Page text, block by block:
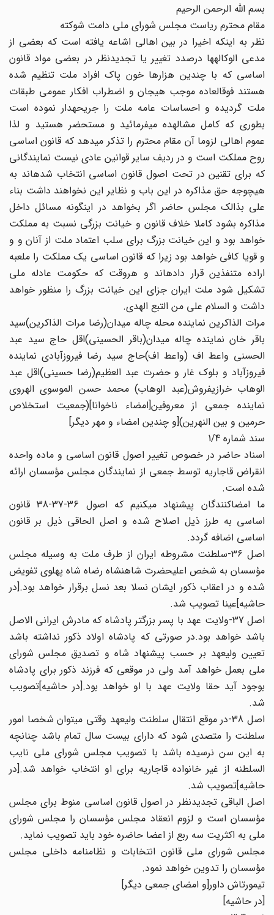
بسم اللّه الرحمن الرحیم
مقام محترم ریاست مجلس شورای ملی دامت شوکته
نظر به اینکه اخیرا در بین اهالی اشاعه یافته است که بعضی از
مدعی الوکاله‏ها درصدد تغییر یا تجدیدنظر در بعضی مواد قانون
اساسی که با چندین‏ هزارها خون پاک افراد ملت تنظیم شده
هستند فوق‏العاده موجب هیجان و اضطراب افکار عمومی طبقات
ملت گردیده و احساسات عامه ملت را جریحه‏دار نموده است
بطوری که کامل مشالهده می‏فرمائید و مستحضر هستید و لذا
عموم اهالی لزوما آن مقام محترم را تذکر می‏دهد که قانون اساسی
روح مملکت‏ است و در ردیف سایر قوانین عادی نیست نمایندگانی
که برای تقنین در تحت اصول قانون اساسی انتخاب شده‏اند به
هیچ‏وجه حق مذاکره در این باب و نظایر این نخواهند داشت بناء
علی بذالک مجلس حاضر اگر بخواهد در اینگونه مسائل داخل
مذاکره بشود کاملا خلاف قانون و خیانت بزرگی نسبت به‏ مملکت
خواهد بود و این خیانت بزرگ برای سلب اعتماد ملت از آنان و و
و قویا کافی خواهد بود زیرا که قانون اساسی یک مملکت را ملعبه
اراده متنفذین‏ قرار داده‏اند و هروقت که حکومت عادله ملی
تشکیل شود ملت ایران جزای این خیانت بزرگ را منظور خواهد
داشت و السلام علی من التبع الهدی.
مرات الذاکرین نماینده محله چاله میدان(رضا مرات الذاکرین)سید
باقر خان نماینده چاله میدان(باقر الحسینی)اقل حاج سید عبد
الحسنی واعط اف‏ (واعط اف)حاج سید رضا فیروزآبادی نماینده
فیروزآباد و بلوک غار و حضرت عبد العظیم(رضا حسینی)اقل عبد
الوهاب خرازی‏فروش(عبد الوهاب) محمد حسن الموسوی الهروی
نماینده جمعی از معروفین‏[امضاء ناخوانا](جمعیت استخلاص
حرمین و بین النهرین)[و چندین امضاء و مهر دیگر]
سند شماره 1/4
اسناد حاضر در خصوص تغییر اصول قانون اساسی و ماده واحده
انقراض قاجاریه توسط جمعی از نمایندگان مجلس مؤسسان ارائه
شده است.
ما امضاکنندگان پیشنهاد می‏کنیم که اصول 36-37-38 قانون
اساسی به طرز ذیل اصلاح شده و اصل الحاقی ذیل بر قانون
اساسی اضافه گردد.
اصل 36-سلطنت مشروطه ایران از طرف ملت به وسیله مجلس
مؤسسان به شخص اعلیحضرت شاهنشاه رضاه شاه پهلوی تفویض
شده و در اعقاب‏ ذکور ایشان نسلا بعد نسل برقرار خواهد بود.[در
حاشیه‏]عینا تصویب شد.
اصل 37-ولایت عهد با پسر بزرگتر پادشاه که مادرش ایرانی الاصل
باشد خواهد بود.در صورتی که پادشاه اولاد ذکور نداشته باشد
تعیین ولیعهد بر حسب پیشنهاد شاه و تصدیق مجلس شورای
ملی بعمل خواهد آمد ولی در موقعی که فرزند ذکور برای پادشاه
بوجود آید حقا ولایت عهد با او خواهد بود.[در حاشیه‏]تصویب
شد.
اصل 38-در موقع انتقال سلطنت ولیعهد وقتی می‏توان شخصا امور
سلطنت را متصدی شود که دارای بیست سال تمام باشد چنانچه
به این سن‏ نرسیده باشد با تصویب مجلس شورای ملی نایب
السلطنه از غیر خانواده قاجاریه برای او انتخاب خواهد شد.[در
حاشیه‏]تصویب شد.
اصل الباقی تجدیدنظر در اصول قانون اساسی منوط برای مجلس
مؤسسان است و لزوم انعقاد مجلس مؤسسان را مجلس شورای
ملی به اکثریت‏ سه ربع از اعضا حاضره خود باید تصویب نماید.
مجلس شورای ملی قانون انتخابات و نظامنامه داخلی مجلس
مؤسسان را تدوین خواهد نمود.
تیمورتاش داور[و امضای جمعی دیگر]
[در حاشیه‏]